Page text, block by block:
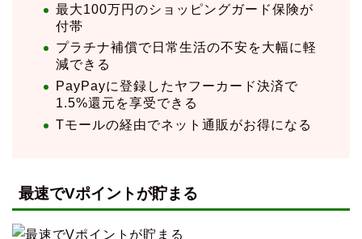
最大100万円のショッピングガード保険が
付帯
プラチナ補償で日常生活の不安を大幅に軽
減できる
PayPayに登録したヤフーカード決済で
1.5%還元を享受できる
Tモールの経由でネット通販がお得になる
最速でVポイントが貯まる